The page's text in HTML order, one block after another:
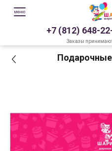
+7 (812) 648-
Заказы